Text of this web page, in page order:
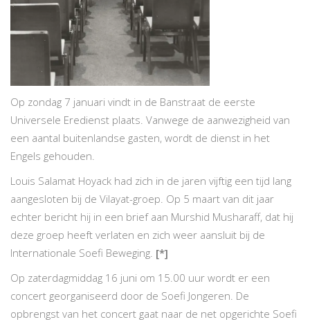
Op zondag 7 januari vindt in de Banstraat de eerste
Universele Eredienst plaats. Vanwege de aanwezigheid van
een aantal buitenlandse gasten, wordt de dienst in het
Engels gehouden.
Louis Salamat Hoyack had zich in de jaren vijftig een tijd lang
aangesloten bij de Vilayat-groep. Op 5 maart van dit jaar
echter bericht hij in een brief aan Murshid Musharaff, dat hij
deze groep heeft verlaten en zich weer aansluit bij de
Internationale Soefi Beweging. [*]
Op zaterdagmiddag 16 juni om 15.00 uur wordt er een
concert georganiseerd door de Soefi Jongeren. De
opbrengst van het concert gaat naar de net opgerichte Soefi